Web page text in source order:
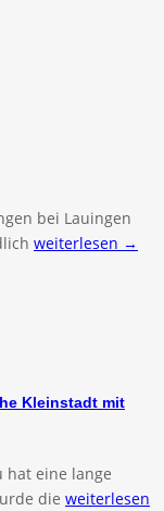
bei Lauingen
weiterlesen →
Kleinstadt mit
hat eine lange
die weiterlesen